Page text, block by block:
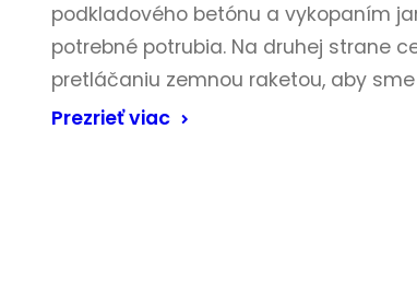
podkladového betónu a vykopaním
potrebné potrubia. Na druhej strane
pretláčaniu zemnou raketou, aby
Prezrieť viac